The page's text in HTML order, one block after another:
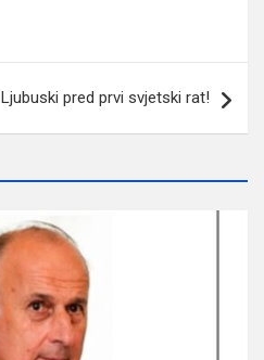
Ljubuski pred prvi svjetski rat!